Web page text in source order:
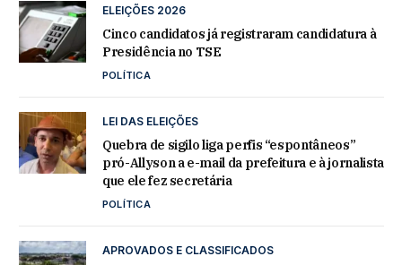
ELEIÇÕES 2026
Cinco candidatos já registraram candidatura à
Presidência no TSE
POLÍTICA
LEI DAS ELEIÇÕES
Quebra de sigilo liga perfis “espontâneos”
pró-Allyson a e-mail da prefeitura e à jornalista
que ele fez secretária
POLÍTICA
APROVADOS E CLASSIFICADOS